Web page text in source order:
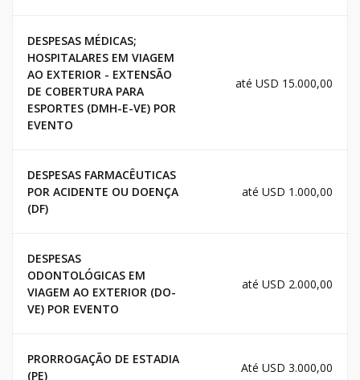
DESPESAS MÉDICAS;
HOSPITALARES EM VIAGEM
AO EXTERIOR - EXTENSÃO
DE COBERTURA PARA
ESPORTES (DMH-E-VE) POR
EVENTO
até USD 15.000,00
DESPESAS FARMACÊUTICAS
POR ACIDENTE OU DOENÇA
(DF)
até USD 1.000,00
DESPESAS
ODONTOLÓGICAS EM
VIAGEM AO EXTERIOR (DO-
VE) POR EVENTO
até USD 2.000,00
PRORROGAÇÃO DE ESTADIA
(PE)
Até USD 3.000,00